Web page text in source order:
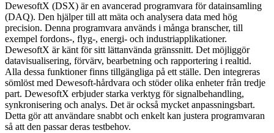
DewesoftX (DSX) är en avancerad programvara för datainsamling
(DAQ). Den hjälper till att mäta och analysera data med hög
precision. Denna programvara används i många branscher, till
exempel fordons-, flyg-, energi- och industriapplikationer.
DewesoftX är känt för sitt lättanvända gränssnitt. Det möjliggör
datavisualisering, förvärv, bearbetning och rapportering i realtid.
Alla dessa funktioner finns tillgängliga på ett ställe. Den integreras
sömlöst med Dewesoft-hårdvara och stöder olika enheter från tredje
part. DewesoftX erbjuder starka verktyg för signalbehandling,
synkronisering och analys. Det är också mycket anpassningsbart.
Detta gör att användare snabbt och enkelt kan justera programvaran
så att den passar deras testbehov.